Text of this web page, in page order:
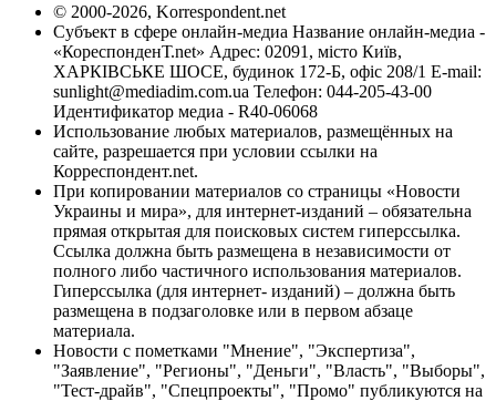
© 2000-2026, Korrespondent.net
Субъект в сфере онлайн-медиа Название онлайн-медиа -
«КореспонденТ.net» Адрес: 02091, місто Київ,
ХАРКІВСЬКЕ ШОСЕ, будинок 172-Б, офіс 208/1 E-mail:
sunlight@mediadim.com.ua Телефон: 044-205-43-00
Идентификатор медиа - R40-06068
Использование любых материалов, размещённых на
сайте, разрешается при условии ссылки на
Корреспондент.net.
При копировании материалов со страницы «Новости
Украины и мира», для интернет-изданий – обязательна
прямая открытая для поисковых систем гиперссылка.
Ссылка должна быть размещена в независимости от
полного либо частичного использования материалов.
Гиперссылка (для интернет- изданий) – должна быть
размещена в подзаголовке или в первом абзаце
материала.
Новости с пометками "Мнение", "Экспертиза",
"Заявление", "Регионы", "Деньги", "Власть", "Выборы",
"Тест-драйв", "Спецпроекты", "Промо" публикуются на